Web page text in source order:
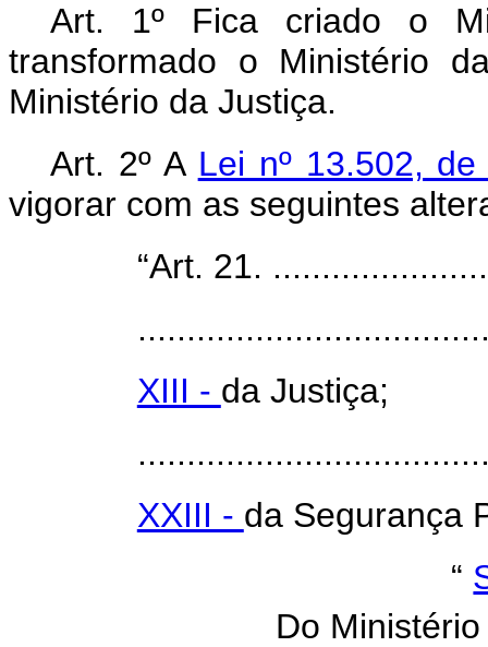
Art. 1º Fica criado o
transformado o Ministério
Ministério da Justiça.
Art. 2º A Lei nº 13.502,
vigorar com as seguintes
“Art. 21.
XIII - da Justiça;
XXIII - da Segurança
“
Do